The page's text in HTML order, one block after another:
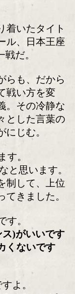
WBO-AP同
日)に挑戦
敗。全日本
いを断ち切
8戦目でウ
ホール、
る一戦だ。
じて戦い
主義。そ
飄々とし
覚悟がにじ